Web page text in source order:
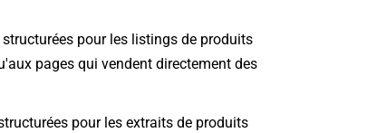
pour les listings de produits
pages qui vendent directement des
pour les extraits de produits